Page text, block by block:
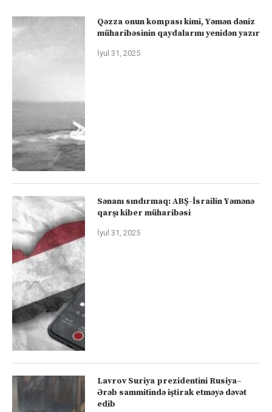
Qəzza onun kompası kimi, Yəmən dəniz
müharibəsinin qaydalarını yenidən yazır
İyul 31, 2025
Sənanı sındırmaq: ABŞ-İsrailin Yəmənə
qarşı kiber müharibəsi
İyul 31, 2025
Lavrov Suriya prezidentini Rusiya–
Ərəb sammitində iştirak etməyə dəvət
edib